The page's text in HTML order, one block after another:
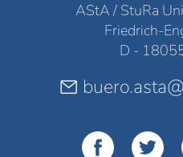
AStA / StuRa
Friedrich-
D -